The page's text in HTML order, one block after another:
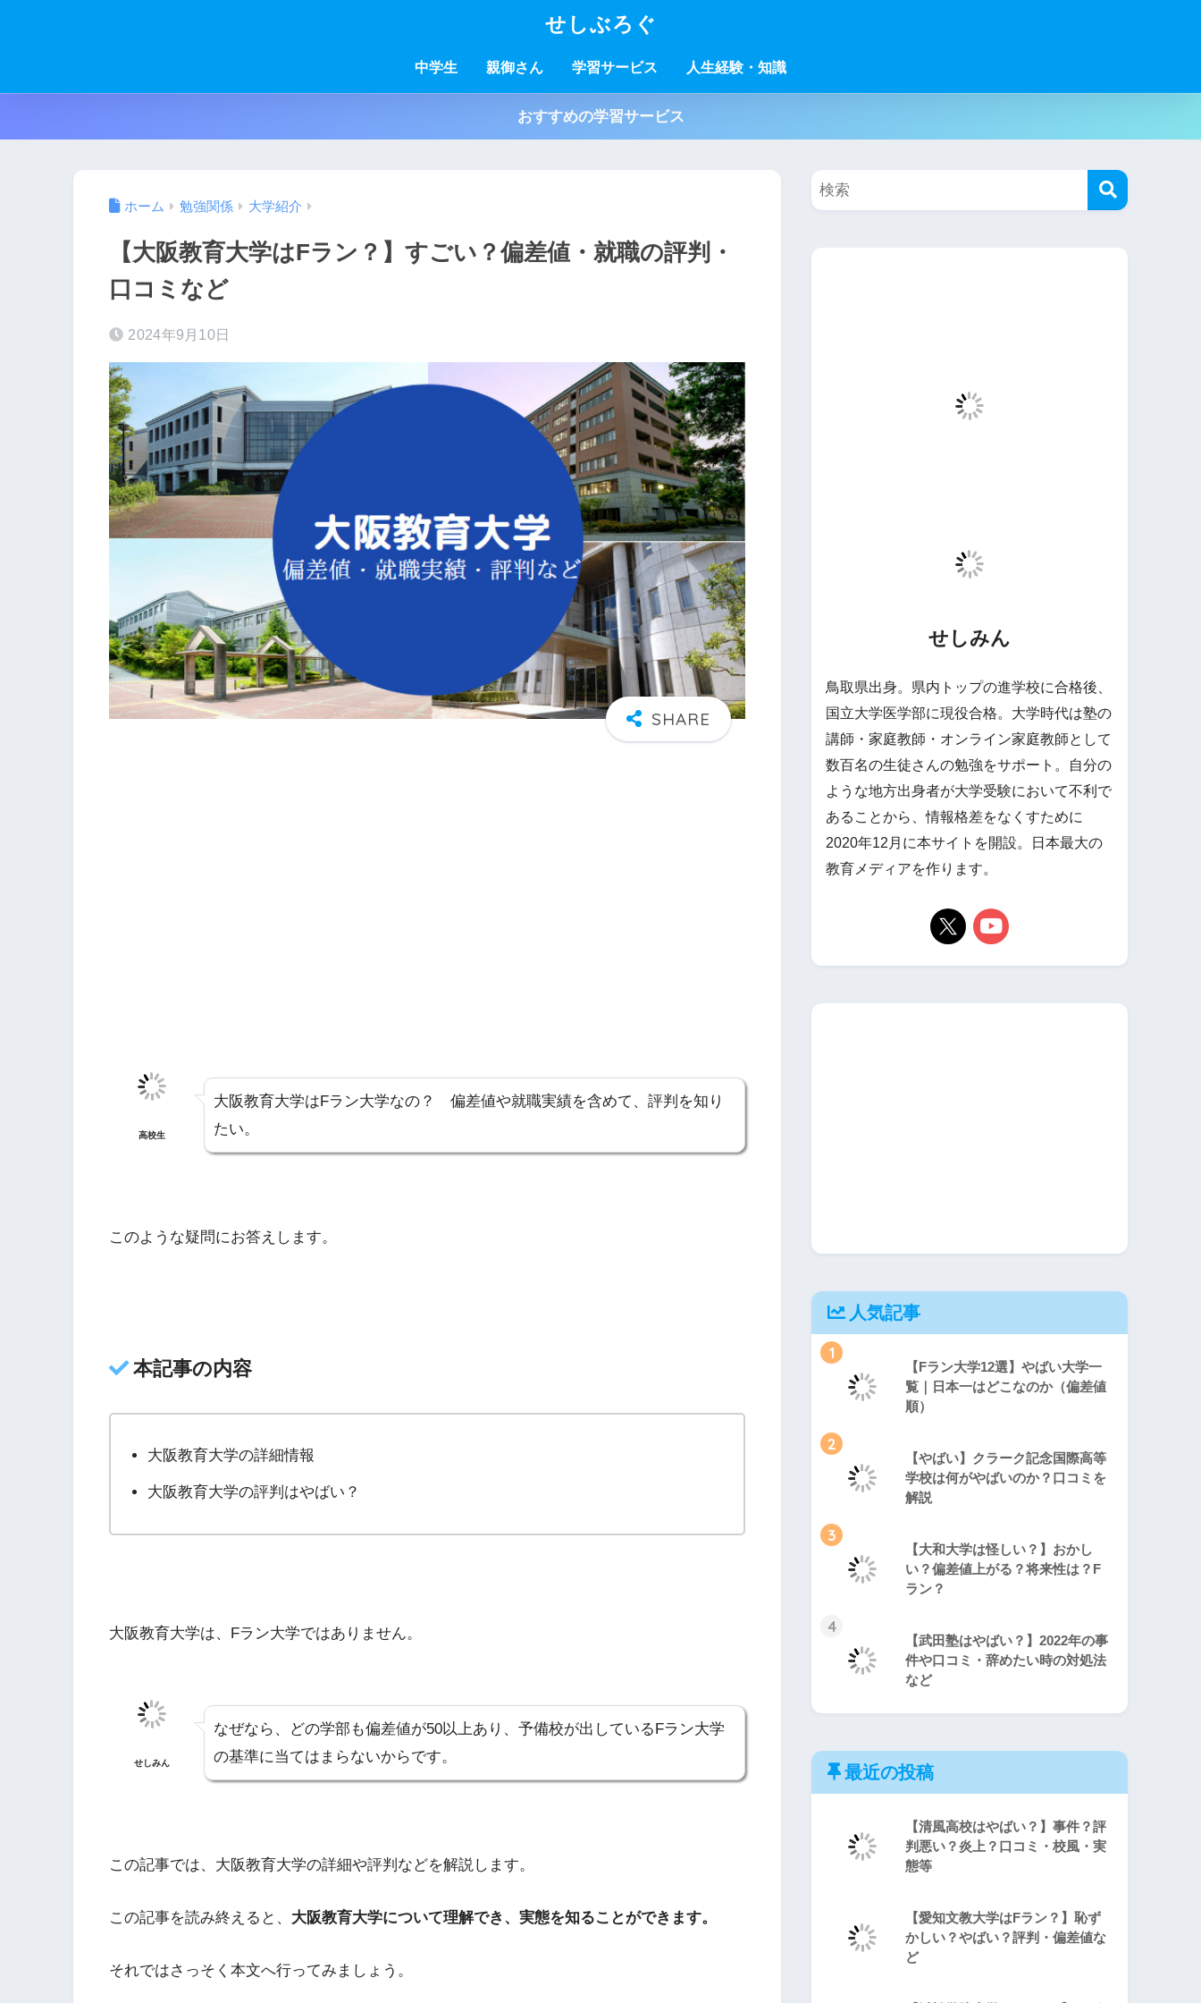
せしぶろぐ
中学生 親御さん 学習サービス 人生経験・知識
おすすめの学習サービス
ホーム 勉強関係 大学紹介
【大阪教育大学はFラン？】すごい？偏差値・就職の評判・
口コミなど
2024年9月10日
高校生
大阪教育大学はFラン大学なの？ 偏差値や就職実績を含めて、評判を知り
たい。
このような疑問にお答えします。
本記事の内容
大阪教育大学の詳細情報
大阪教育大学の評判はやばい？
大阪教育大学は、Fラン大学ではありません。
せしみん
なぜなら、どの学部も偏差値が50以上あり、予備校が出しているFラン大学
の基準に当てはまらないからです。
この記事では、大阪教育大学の詳細や評判などを解説します。
この記事を読み終えると、 大阪教育大学について理解でき、実態を知ることができます。
それではさっそく本文へ行ってみましょう。
せしみん
鳥取県出身。県内トップの進学校に合格後、
国立大学医学部に現役合格。大学時代は塾の
講師・家庭教師・オンライン家庭教師として
数百名の生徒さんの勉強をサポート。自分の
ような地方出身者が大学受験において不利で
あることから、情報格差をなくすために
2020年12月に本サイトを開設。日本最大の
教育メディアを作ります。
人気記事
1
【Fラン大学12選】やばい大学一
覧｜日本一はどこなのか（偏差値
順）
2
【やばい】クラーク記念国際高等
学校は何がやばいのか？口コミを
解説
3
【大和大学は怪しい？】おかし
い？偏差値上がる？将来性は？F
ラン？
4
【武田塾はやばい？】2022年の事
件や口コミ・辞めたい時の対処法
など
最近の投稿
【清風高校はやばい？】事件？評
判悪い？炎上？口コミ・校風・実
態等
【愛知文教大学はFラン？】恥ず
かしい？やばい？評判・偏差値な
ど